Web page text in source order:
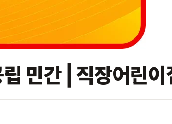
민간 | 직장어린